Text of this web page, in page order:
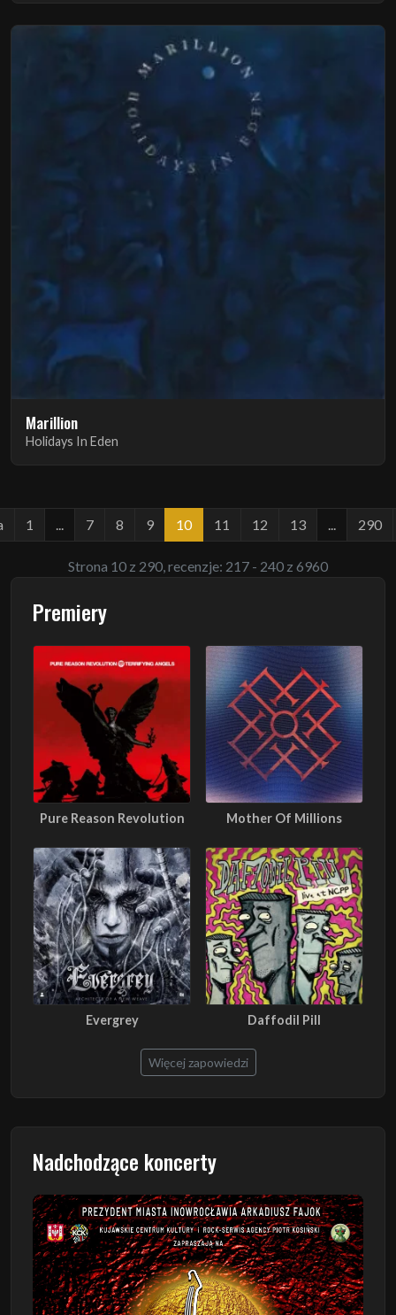
Marillion
Holidays In Eden
1 7 8 9 10 11 12 13 290
Strona 10 z 290, recenzje: 217 - 240 z 6960
Premiery
Pure Reason Revolution Mother Of Millions
Evergrey Daffodil Pill
Więcej zapowiedzi
Nadchodzące koncerty